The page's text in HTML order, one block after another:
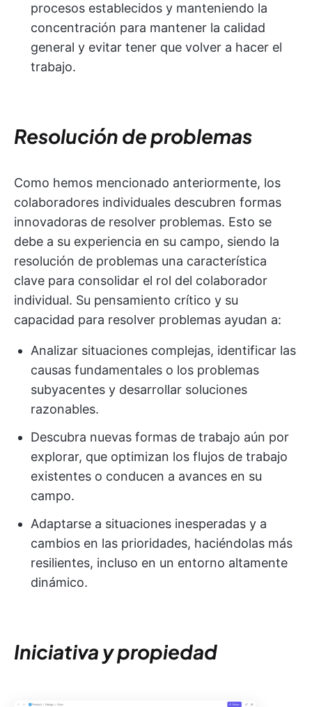
procesos establecidos y manteniendo la
concentración para mantener la calidad
general y evitar tener que volver a hacer el
trabajo.
Resolución de problemas
Como hemos mencionado anteriormente, los
colaboradores individuales descubren formas
innovadoras de resolver problemas. Esto se
debe a su experiencia en su campo, siendo la
resolución de problemas una característica
clave para consolidar el rol del colaborador
individual. Su pensamiento crítico y su
capacidad para resolver problemas ayudan a:
Analizar situaciones complejas, identificar las
causas fundamentales o los problemas
subyacentes y desarrollar soluciones
razonables.
Descubra nuevas formas de trabajo aún por
explorar, que optimizan los flujos de trabajo
existentes o conducen a avances en su
campo.
Adaptarse a situaciones inesperadas y a
cambios en las prioridades, haciéndolas más
resilientes, incluso en un entorno altamente
dinámico.
Iniciativa y propiedad